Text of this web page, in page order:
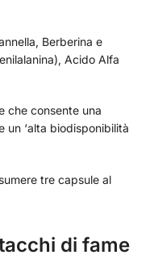
Berberina e
Acido Alfa
che consente una
un ‘alta biodisponibilità
tre capsule al
di fame